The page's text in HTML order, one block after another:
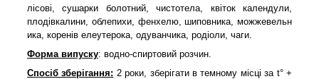
лісові ,сушарки болотний,чистотела квіток
календули,
плодівкалини облепихи, фенхелю,шиповника можжевельн
ика коренів елеутерока одуванчика родіоли чаги
Форма випуску: водно-спиртовий розчин.
Спосіб зберігання: 2 роки, зберігати в темному місці за t° +